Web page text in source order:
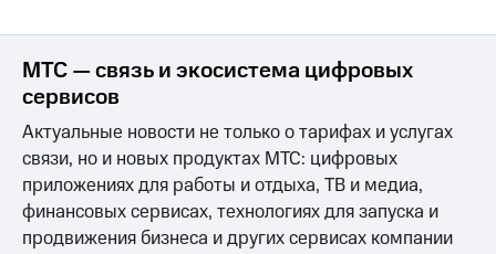
Реквизиты
Контакты
развитие
деловая этика
На главную
МТС — связь и экосистема цифровых
сервисов
Актуальные новости не только о тарифах и услугах
связи, но и новых продуктах МТС: цифровых
приложениях для работы и отдыха, ТВ и медиа,
финансовых сервисах, технологиях для запуска и
продвижения бизнеса и других сервисах компании